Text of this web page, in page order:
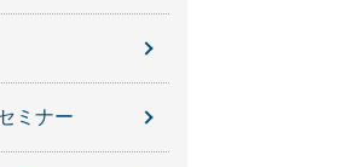
ミナー